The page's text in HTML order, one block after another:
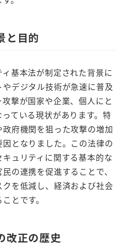
と目的
基本法が制定された背景に
デジタル技術が急速に普及
撃が国家や企業、個人にと
ている現状があります。特
府機関を狙った攻撃の増加
となりました。この法律の
ュリティに関する基本的な
の連携を促進することで、
を低減し、経済および社会
とです。
改正の歴史